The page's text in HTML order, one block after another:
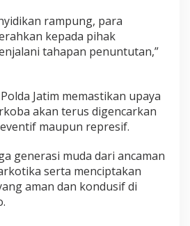
rampung, para
kepada pihak
tahapan penuntutan,”
Jatim memastikan upaya
akan terus digencarkan
maupun represif.
generasi muda dari ancaman
serta menciptakan
aman dan kondusif di